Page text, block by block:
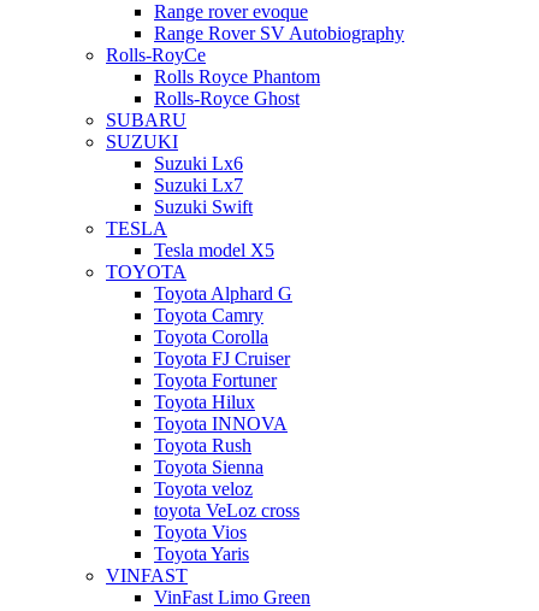
Range rover evoque
Range Rover SV Autobiography
Rolls-RoyCe
Rolls Royce Phantom
Rolls-Royce Ghost
SUBARU
SUZUKI
Suzuki Lx6
Suzuki Lx7
Suzuki Swift
TESLA
Tesla model X5
TOYOTA
Toyota Alphard G
Toyota Camry
Toyota Corolla
Toyota FJ Cruiser
Toyota Fortuner
Toyota Hilux
Toyota INNOVA
Toyota Rush
Toyota Sienna
Toyota veloz
toyota VeLoz cross
Toyota Vios
Toyota Yaris
VINFAST
VinFast Limo Green